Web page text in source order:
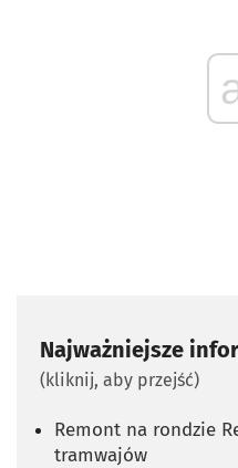
Najważniejsze
(kliknij, aby przejść)
Remont na rondzie
tramwajów